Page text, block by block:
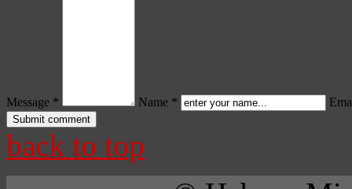
Message * Name *
back to top